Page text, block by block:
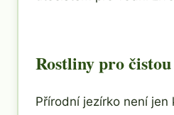
Rostliny pro
Přírodní jezírko není jen